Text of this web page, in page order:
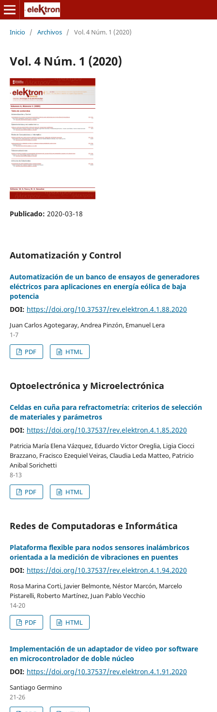
Inicio / Archivos / Vol. 4 Núm. 1 (2020)
Vol. 4 Núm. 1 (2020)
Publicado: 2020-03-18
Automatización y Control
Automatización de un banco de ensayos de generadores
eléctricos para aplicaciones en energía eólica de baja
potencia
DOI: https://doi.org/10.37537/rev.elektron.4.1.88.2020
Juan Carlos Agotegaray, Andrea Pinzón, Emanuel Lera
1-7
PDF
HTML
Optoelectrónica y Microelectrónica
Celdas en cuña para refractometría: criterios de selección
de materiales y parámetros
DOI: https://doi.org/10.37537/rev.elektron.4.1.85.2020
Patricia María Elena Vázquez, Eduardo Victor Oreglia, Ligia Ciocci
Brazzano, Fracisco Ezequiel Veiras, Claudia Leda Matteo, Patricio
Anibal Sorichetti
8-13
PDF
HTML
Redes de Computadoras e Informática
Plataforma flexible para nodos sensores inalámbricos
orientada a la medición de vibraciones en puentes
DOI: https://doi.org/10.37537/rev.elektron.4.1.94.2020
Rosa Marina Corti, Javier Belmonte, Néstor Marcón, Marcelo
Pistarelli, Roberto Martínez, Juan Pablo Vecchio
14-20
PDF
HTML
Implementación de un adaptador de video por software
en microcontrolador de doble núcleo
DOI: https://doi.org/10.37537/rev.elektron.4.1.91.2020
Santiago Germino
21-26